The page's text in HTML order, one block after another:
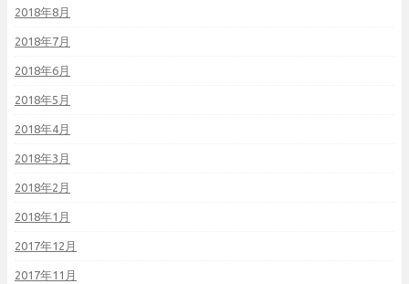
2018年8月
2018年7月
2018年6月
2018年5月
2018年4月
2018年3月
2018年2月
2018年1月
2017年12月
2017年11月